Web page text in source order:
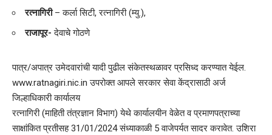
रत्नागिरी– कर्ला सिटी, रत्नागिरी (म्यु.),
राजापूर- देवाचे गोठणे
पात्र/अपात्र उमेदवारांची यादी पुढील संकेतस्थळावर प्रसिध्द करण्यात येईल.
www.ratnagiri.nic.in उपरोक्त आपले सरकार सेवा केंद्रासाठी अर्ज
जिल्हाधिकारी कार्यालय
रत्नागिरी (माहिती तंत्रज्ञान विभाग) येथे कार्यालयीन वेळेत व प्रमाणपत्राच्या
साक्षांकित प्रतीसह 31/01/2024 संध्याकाळी 5 वाजेपर्यत सादर करावेत. उशिरा